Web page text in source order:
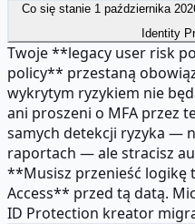
Co się stanie 1 października
Identity
Twoje **legacy user risk
policy** przestaną
wykrytym ryzykiem nie
ani proszeni o MFA przez
samych detekcji ryzyka —
raportach — ale stracisz
**Musisz przenieść logikę
Access** przed tą datą.
ID Protection kreator